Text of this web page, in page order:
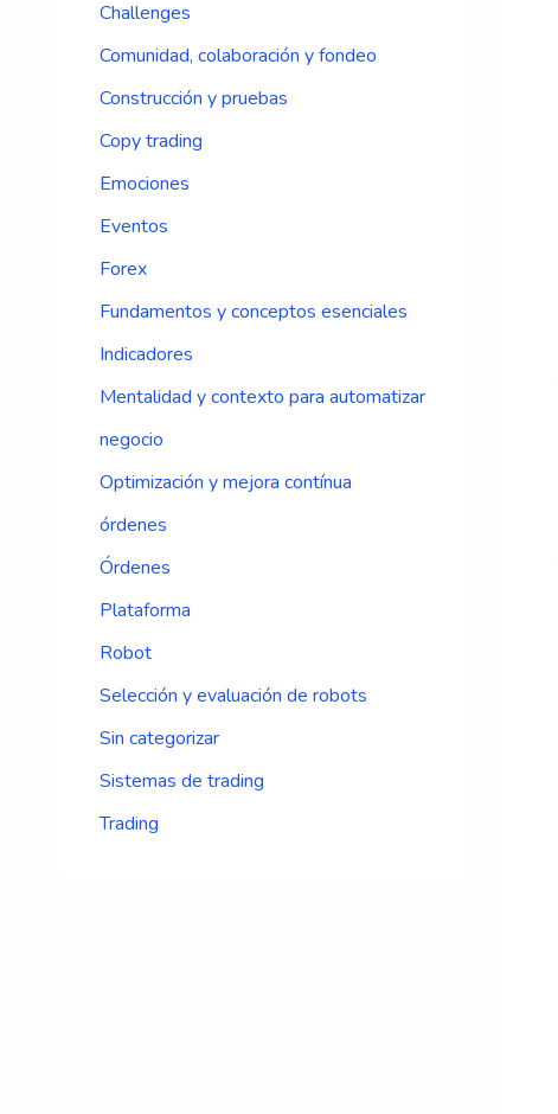
Challenges
Comunidad, colaboración y fondeo
Construcción y pruebas
Copy trading
Emociones
Eventos
Forex
Fundamentos y conceptos esenciales
Indicadores
Mentalidad y contexto para automatizar
negocio
Optimización y mejora contínua
órdenes
Órdenes
Plataforma
Robot
Selección y evaluación de robots
Sin categorizar
Sistemas de trading
Trading